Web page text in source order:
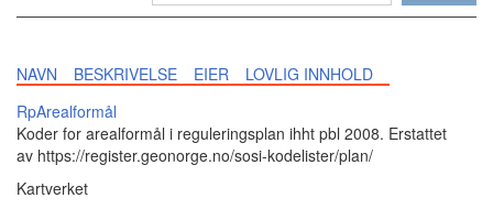
NAVN BESKRIVELSE EIER
LOVLIG INNHOLD
RpArealformål
Koder for arealformål i reguleringsplan ihht pbl 2008. Erstattet
av https://register.geonorge.no/sosi-kodelister/plan/
Kartverket